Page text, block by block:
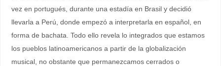
vez en portugués, durante una estadía en Brasil y decidió
llevarla a Perú, donde empezó a interpretarla en español, en
forma de bachata. Todo ello revela lo integrados que estamos
los pueblos latinoamericanos a partir de la globalización
musical, no obstante que permanezcamos cerrados o